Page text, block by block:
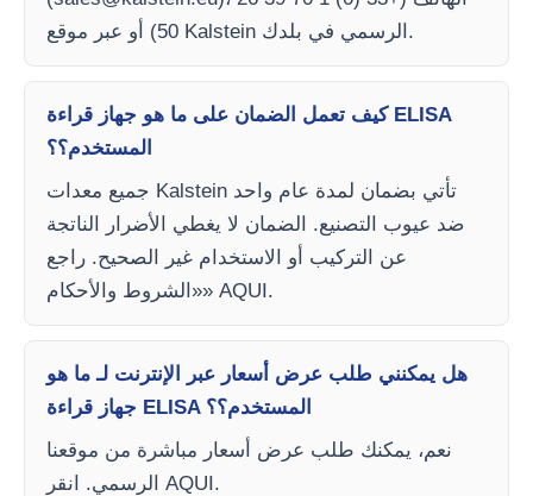
50) أو عبر موقع Kalstein الرسمي في بلدك.
كيف تعمل الضمان على ما هو جهاز قراءة ELISA
المستخدم؟؟
جميع معدات Kalstein تأتي بضمان لمدة عام واحد
ضد عيوب التصنيع. الضمان لا يغطي الأضرار الناتجة
عن التركيب أو الاستخدام غير الصحيح. راجع
«الشروط والأحكام» AQUI.
هل يمكنني طلب عرض أسعار عبر الإنترنت لـ ما هو
جهاز قراءة ELISA المستخدم؟؟
نعم، يمكنك طلب عرض أسعار مباشرة من موقعنا
الرسمي. انقر AQUI.